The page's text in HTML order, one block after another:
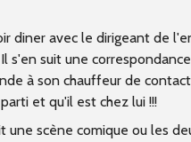
avec le dirigeant de
suit une
à son chauffeur de
et qu'il est chez lui !!!
scène comique ou les